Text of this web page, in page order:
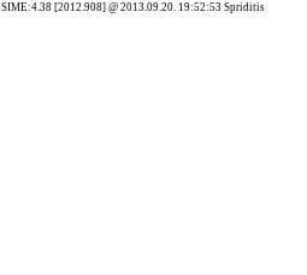
SIME:4.38 [2012.908] @ 2013.09.20. 19:52:53 Spriditis